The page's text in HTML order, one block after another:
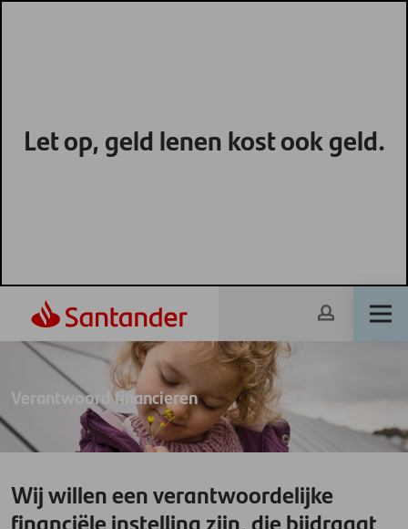
Let op, geld lenen kost ook geld.
Verantwoord financieren
Wij willen een verantwoordelijke
financiële instelling zijn, die bijdraagt